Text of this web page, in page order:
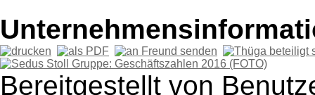
Bereitgestellt von